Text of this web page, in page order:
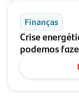
Finanças
Crise
podemos